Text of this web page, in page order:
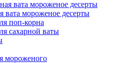
вата мороженое десерты
поп-корна
сахарной ваты
мороженого